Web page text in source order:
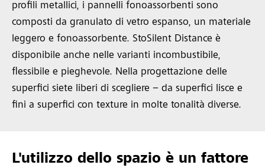
profili metallici, i pannelli fonoassorbenti sono
composti da granulato di vetro espanso, un materiale
leggero e fonoassorbente. StoSilent Distance è
disponibile anche nelle varianti incombustibile,
flessibile e pieghevole. Nella progettazione delle
superfici siete liberi di scegliere – da superfici lisce e
fini a superfici con texture in molte tonalità diverse.
L'utilizzo dello spazio è un fattore